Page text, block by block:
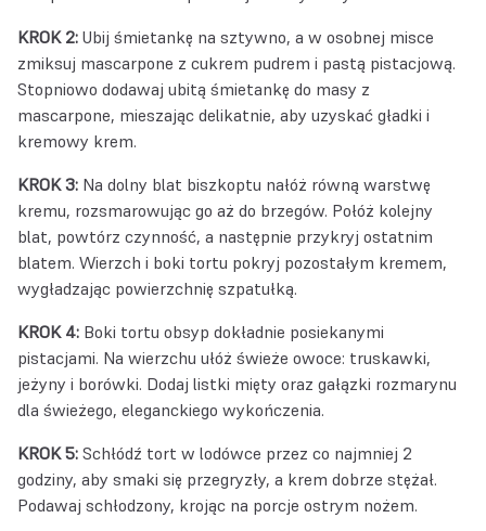
KROK 2: Ubij śmietankę na sztywno, a w osobnej misce
zmiksuj mascarpone z cukrem pudrem i pastą pistacjową.
Stopniowo dodawaj ubitą śmietankę do masy z
mascarpone, mieszając delikatnie, aby uzyskać gładki i
kremowy krem.
KROK 3: Na dolny blat biszkoptu nałóż równą warstwę
kremu, rozsmarowując go aż do brzegów. Połóż kolejny
blat, powtórz czynność, a następnie przykryj ostatnim
blatem. Wierzch i boki tortu pokryj pozostałym kremem,
wygładzając powierzchnię szpatułką.
KROK 4: Boki tortu obsyp dokładnie posiekanymi
pistacjami. Na wierzchu ułóż świeże owoce: truskawki,
jeżyny i borówki. Dodaj listki mięty oraz gałązki rozmarynu
dla świeżego, eleganckiego wykończenia.
KROK 5: Schłódź tort w lodówce przez co najmniej 2
godziny, aby smaki się przegryzły, a krem dobrze stężał.
Podawaj schłodzony, krojąc na porcje ostrym nożem.